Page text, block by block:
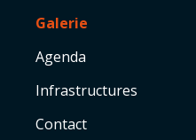
Galerie
Agenda
Infrastructures
Contact